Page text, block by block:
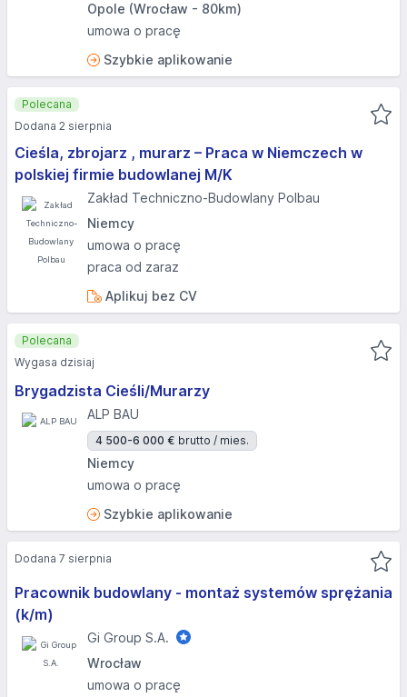
Opole (Wrocław - 80km)
umowa o pracę
Szybkie aplikowanie
Cieśla, zbrojarz , murarz – Praca w Niemczech w
polskiej firmie budowlanej M/K
Zakład Techniczno-Budowlany Polbau
Niemcy
umowa o pracę
praca od zaraz
Aplikuj bez CV
Polecana
Dodana 2 sierpnia
Brygadzista Cieśli/Murarzy
ALP BAU
4 500-6 000 € brutto / mies.
Niemcy
umowa o pracę
Szybkie aplikowanie
Polecana
Wygasa dzisiaj
Pracownik budowlany - montaż systemów sprężania
(k/m)
Gi Group S.A.
Wrocław
umowa o pracę
Dodana 7 sierpnia